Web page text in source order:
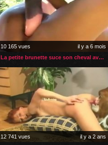
10 165 vues
il y a 6 mois
La petite brunette suce son cheval avant qu’il l’encule
12 741 vues
il y a 2 ans